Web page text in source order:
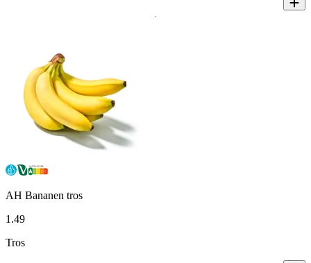
AH Bananen tros
1 .49
Tros